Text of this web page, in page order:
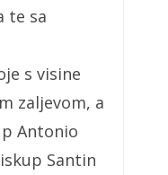
te sa
s visine
zaljevom, a
Antonio
Santin